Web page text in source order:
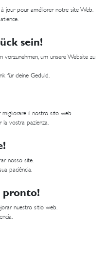
jour pour améliorer notre site Web.
sein!
vorzunehmen, um unsere Website zu
für deine Geduld.
il nostro sito web.
vostra pazienza.
nosso site.
paciência.
pronto!
nuestro sitio web.